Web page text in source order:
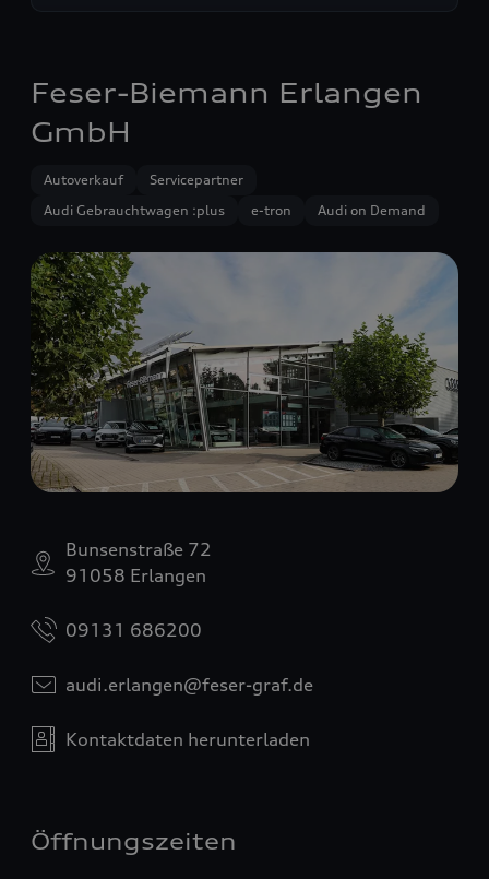
Feser-Biemann Erlangen
GmbH
Autoverkauf
Servicepartner
Audi Gebrauchtwagen :plus
e-tron Audi on Demand
Bunsenstraße 72
91058 Erlangen
09131 686200
audi.erlangen@feser-graf.de
Kontaktdaten herunterladen
Öffnungszeiten